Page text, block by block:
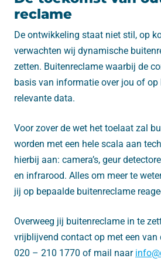
reclame
De ontwikkeling staat niet stil, op
verwachten wij dynamische
zetten. Buitenreclame waarbij de
basis van informatie over jou of op
relevante data.
Voor zover de wet het toelaat zal
worden met een hele scala aan
hierbij aan: camera’s, geur
en infrarood. Alles om meer te
jij op bepaalde buitenreclame
Overweeg jij buitenreclame in te
vrijblijvend contact op met een van
020 – 210 1770 of mail naar